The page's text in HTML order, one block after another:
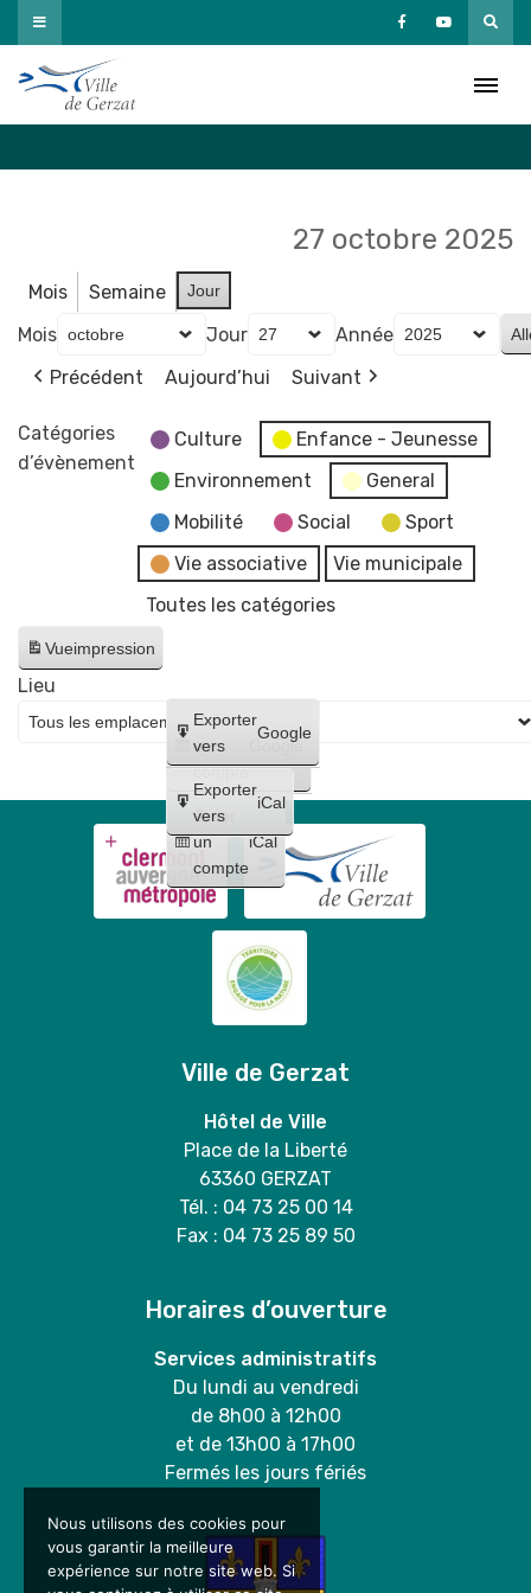
Passer
au
contenu
27 octobre 2025
Mois Semaine Jour
Mois Jour
Année
Précédent
Aujourd’hui Suivant
Catégories
d’évènement
Culture
Enfance - Jeunesse
Environnement
General
Mobilité
Social
Sport
Vie associative
Vie municipale
Toutes les catégories
Vueimpression
Créer
un
compte
Google
Créer
un
compte
iCal
Exporter
vers
Google
Exporter
vers
iCal
Lieu
Ville de Gerzat
Hôtel de Ville
Place de la Liberté
63360 GERZAT
Tél. : 04 73 25 00 14
Fax : 04 73 25 89 50
Horaires d’ouverture
Services administratifs
Du lundi au vendredi
de 8h00 à 12h00
et de 13h00 à 17h00
Fermés les jours fériés
Nous utilisons des cookies pour
vous garantir la meilleure
expérience sur notre site web. Si